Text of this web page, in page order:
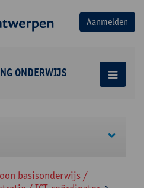
ONDERWIJS
basisonderwijs /